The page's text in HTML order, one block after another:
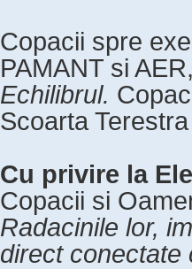
Copacii spre
PAMANT si
Echilibrul.
Scoarta
Cu privire la
Copacii si
Radacinile lor,
direct conectate